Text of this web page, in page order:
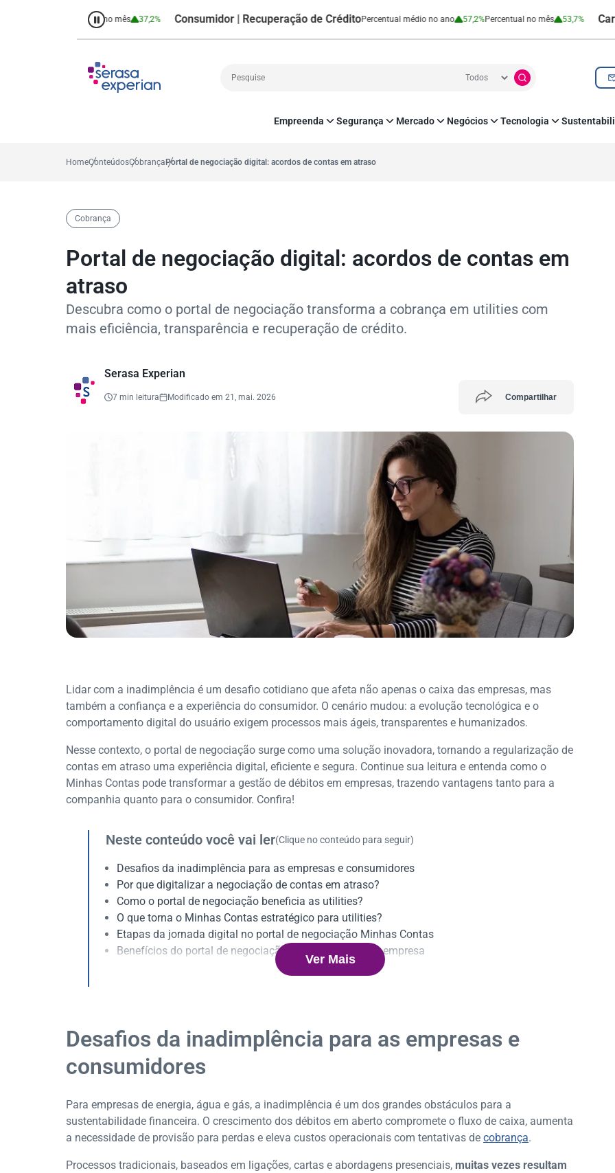
Percentual no mês 37,2% Consumidor | Recuperação de CréditoPercentual médio no ano 57,2%Percentual no mês 53,7% Cartão de
Empreenda
Crédito
Marketing
Segurança
Proteção de Dados
Mercado
Open Finance
Negócios Tecnologia
HomeConteúdosCobrança Portal de negociação digital: acordos de contas em atraso
Cobrança
Portal de negociação digital: acordos de contas em
atraso
Descubra como o portal de negociação transforma a cobrança em utilities com
mais eficiência, transparência e recuperação de crédito.
Serasa Experian
7 min leitura Modificado em 21, mai. 2026 Compartilhar
Lidar com a inadimplência é um desafio cotidiano que afeta não apenas o caixa das empresas, mas
também a confiança e a experiência do consumidor. O cenário mudou: a evolução tecnológica e o
comportamento digital do usuário exigem processos mais ágeis, transparentes e humanizados.
Nesse contexto, o portal de negociação surge como uma solução inovadora, tornando a regularização de
contas em atraso uma experiência digital, eficiente e segura. Continue sua leitura e entenda como o
Minhas Contas pode transformar a gestão de débitos em empresas, trazendo vantagens tanto para a
companhia quanto para o consumidor. Confira!
Neste conteúdo você vai ler(Clique no conteúdo para seguir)
Desafios da inadimplência para as empresas e consumidores
Por que digitalizar a negociação de contas em atraso?
Como o portal de negociação beneficia as utilities?
O que torna o Minhas Contas estratégico para utilities?
Etapas da jornada digital no portal de negociação Minhas Contas
Benefícios do portal de negociação para consumidor e empresa
Como o Minhas Contas pode revolucionar a negociação digital na sua empresa?
Ver Mais
Desafios da inadimplência para as empresas e
consumidores
Para empresas de energia, água e gás, a inadimplência é um dos grandes obstáculos para a
sustentabilidade financeira. O crescimento dos débitos em aberto compromete o fluxo de caixa, aumenta
a necessidade de provisão para perdas e eleva custos operacionais com tentativas de cobrança.
Processos tradicionais, baseados em ligações, cartas e abordagens presenciais, muitas vezes resultam